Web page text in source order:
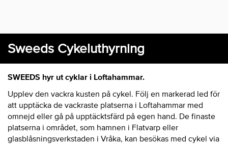
Sweeds Cykeluthyrning
SWEEDS hyr ut cyklar i Loftahammar.
Upplev den vackra kusten på cykel. Följ en markerad led för
att upptäcka de vackraste platserna i Loftahammar med
omnejd eller gå på upptäcktsfärd på egen hand. De finaste
platserna i området, som hamnen i Flatvarp eller
glasblåsningsverkstaden i Vråka, kan besökas med cykel via